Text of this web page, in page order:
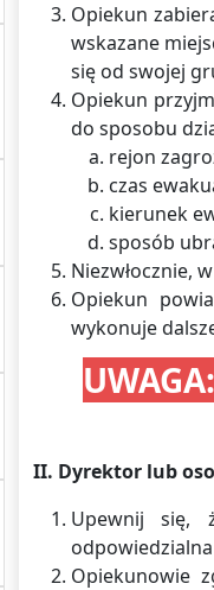
Opiekun
wskazane
się od swojej
Opiekun
do sposobu
rejon
czas
kierunek
sposób
Niezwłocznie,
Opiekun
wykonuje
II. Dyrektor lub
Upewnij się,
Opiekunowie